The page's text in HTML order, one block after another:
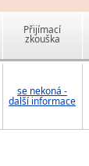
Přijímací
zkouška
se nekoná -
další informace